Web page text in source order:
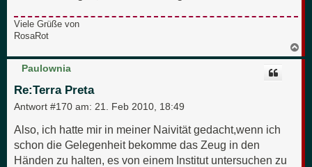
Viele Grüße von
RosaRot
a
Paulownia
Re:Terra Preta
Antwort #170 am: 21. Feb 2010, 18:49
Also, ich hatte mir in meiner Naivität gedacht,wenn ich
schon die Gelegenheit bekomme das Zeug in den
Händen zu halten, es von einem Institut untersuchen zu